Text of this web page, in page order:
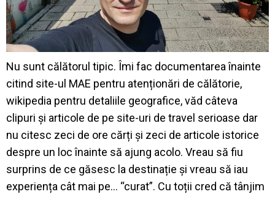
Nu sunt călătorul tipic. Îmi fac documentarea înainte
citind site-ul MAE pentru atenționări de călătorie,
wikipedia pentru detaliile geografice, văd câteva
clipuri și articole de pe site-uri de travel serioase dar
nu citesc zeci de ore cărți și zeci de articole istorice
despre un loc înainte să ajung acolo. Vreau să fiu
surprins de ce găsesc la destinație și vreau să iau
experiența cât mai pe… “curat”. Cu toții cred că tânjim